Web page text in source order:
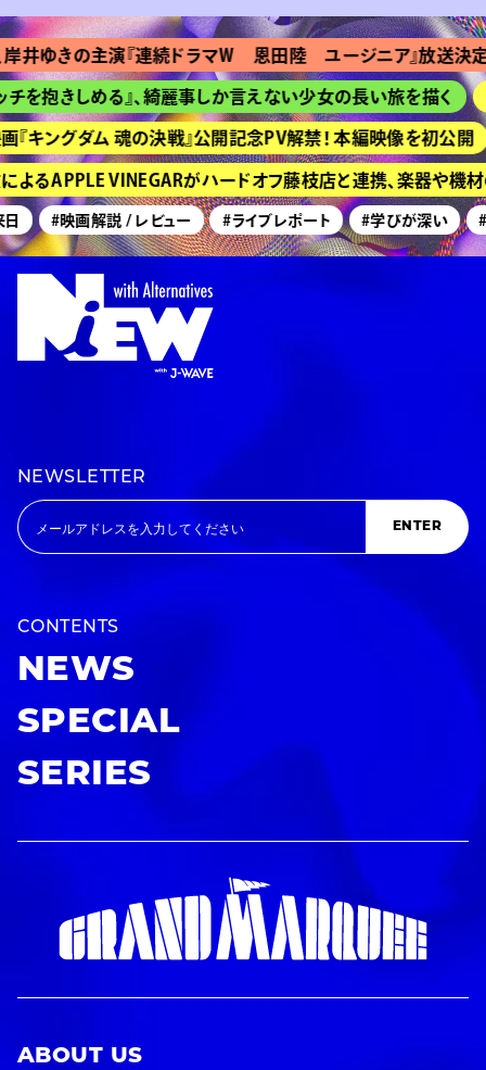
ゆきの主演『連続ドラマＷ 恩田陸 ユージニア』放送決定
抱きしめる』、綺麗事しか言えない少女の長い旅を描く
ングダム 魂の決戦』公開記念PV解禁！ 本編映像を初公開
るAPPLE VINEGARがハードオフ藤枝店と連携、楽器や機材
#映画解説 / レビュー #ライブレポート #学びが深い #美
NEWSLETTER
ENTER
CONTENTS
NEWS
SPECIAL
SERIES
ABOUT US